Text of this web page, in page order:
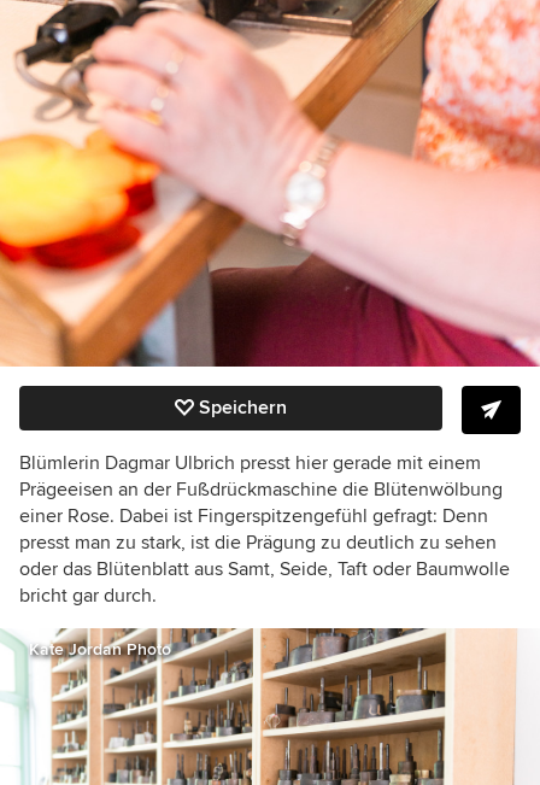
Speichern
Blümlerin Dagmar Ulbrich presst hier gerade mit einem
Prägeeisen an der Fußdrückmaschine die Blütenwölbung
einer Rose. Dabei ist Fingerspitzengefühl gefragt: Denn
presst man zu stark, ist die Prägung zu deutlich zu sehen
oder das Blütenblatt aus Samt, Seide, Taft oder Baumwolle
bricht gar durch.
Kate Jordan Photo